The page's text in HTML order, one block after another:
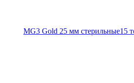
MG3 Gold 25 мм стерильные15